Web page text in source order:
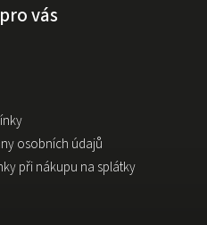
vás
osobních údajů
při nákupu na splátky